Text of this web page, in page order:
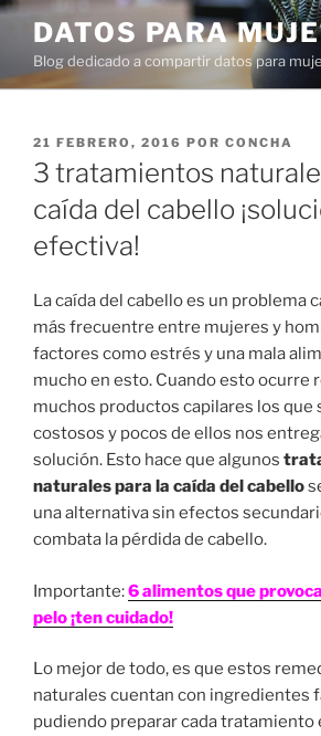
Ir
contenido
DATOS PARA
Blog dedicado a compartir datos para
PUBLICADO
EN
21 FEBRERO, 2016 POR CONCHA
3 tratamientos
caída del cabello
efectiva!
La caída del cabello es un problema
más frecuentre entre mujeres y
factores como estrés y una mala
mucho en esto. Cuando esto ocurre
muchos productos capilares los que
costosos y pocos de ellos nos
solución. Esto hace que algunos
naturales para la caída del cabello
una alternativa sin efectos
combata la pérdida de cabello.
Importante:6 alimentos que
pelo ¡ten cuidado!
Lo mejor de todo, es que estos
naturales cuentan con ingredientes
pudiendo preparar cada tratamiento